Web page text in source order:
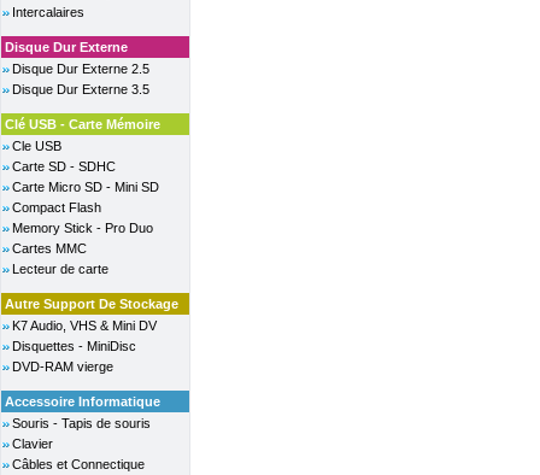
Intercalaires
Disque Dur Externe
Disque Dur Externe 2.5
Disque Dur Externe 3.5
Clé USB - Carte Mémoire
Cle USB
Carte SD - SDHC
Carte Micro SD - Mini SD
Compact Flash
Memory Stick - Pro Duo
Cartes MMC
Lecteur de carte
Autre Support De Stockage
K7 Audio, VHS & Mini DV
Disquettes - MiniDisc
DVD-RAM vierge
Accessoire Informatique
Souris - Tapis de souris
Clavier
Câbles et Connectique